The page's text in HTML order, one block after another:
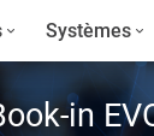
Systèmes
in